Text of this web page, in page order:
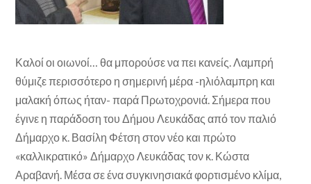
Καλοί οι οιωνοί… θα μπορούσε να πει κανείς. Λαμπρή
θύμιζε περισσότερο η σημερινή μέρα -ηλιόλαμπρη και
μαλακή όπως ήταν- παρά Πρωτοχρονιά. Σήμερα που
έγινε η παράδοση του Δήμου Λευκάδας από τον παλιό
Δήμαρχο κ. Βασίλη Φέτση στον νέο και πρώτο
«καλλικρατικό» Δήμαρχο Λευκάδας τον κ. Κώστα
Αραβανή. Μέσα σε ένα συγκινησιακά φορτισμένο κλίμα,